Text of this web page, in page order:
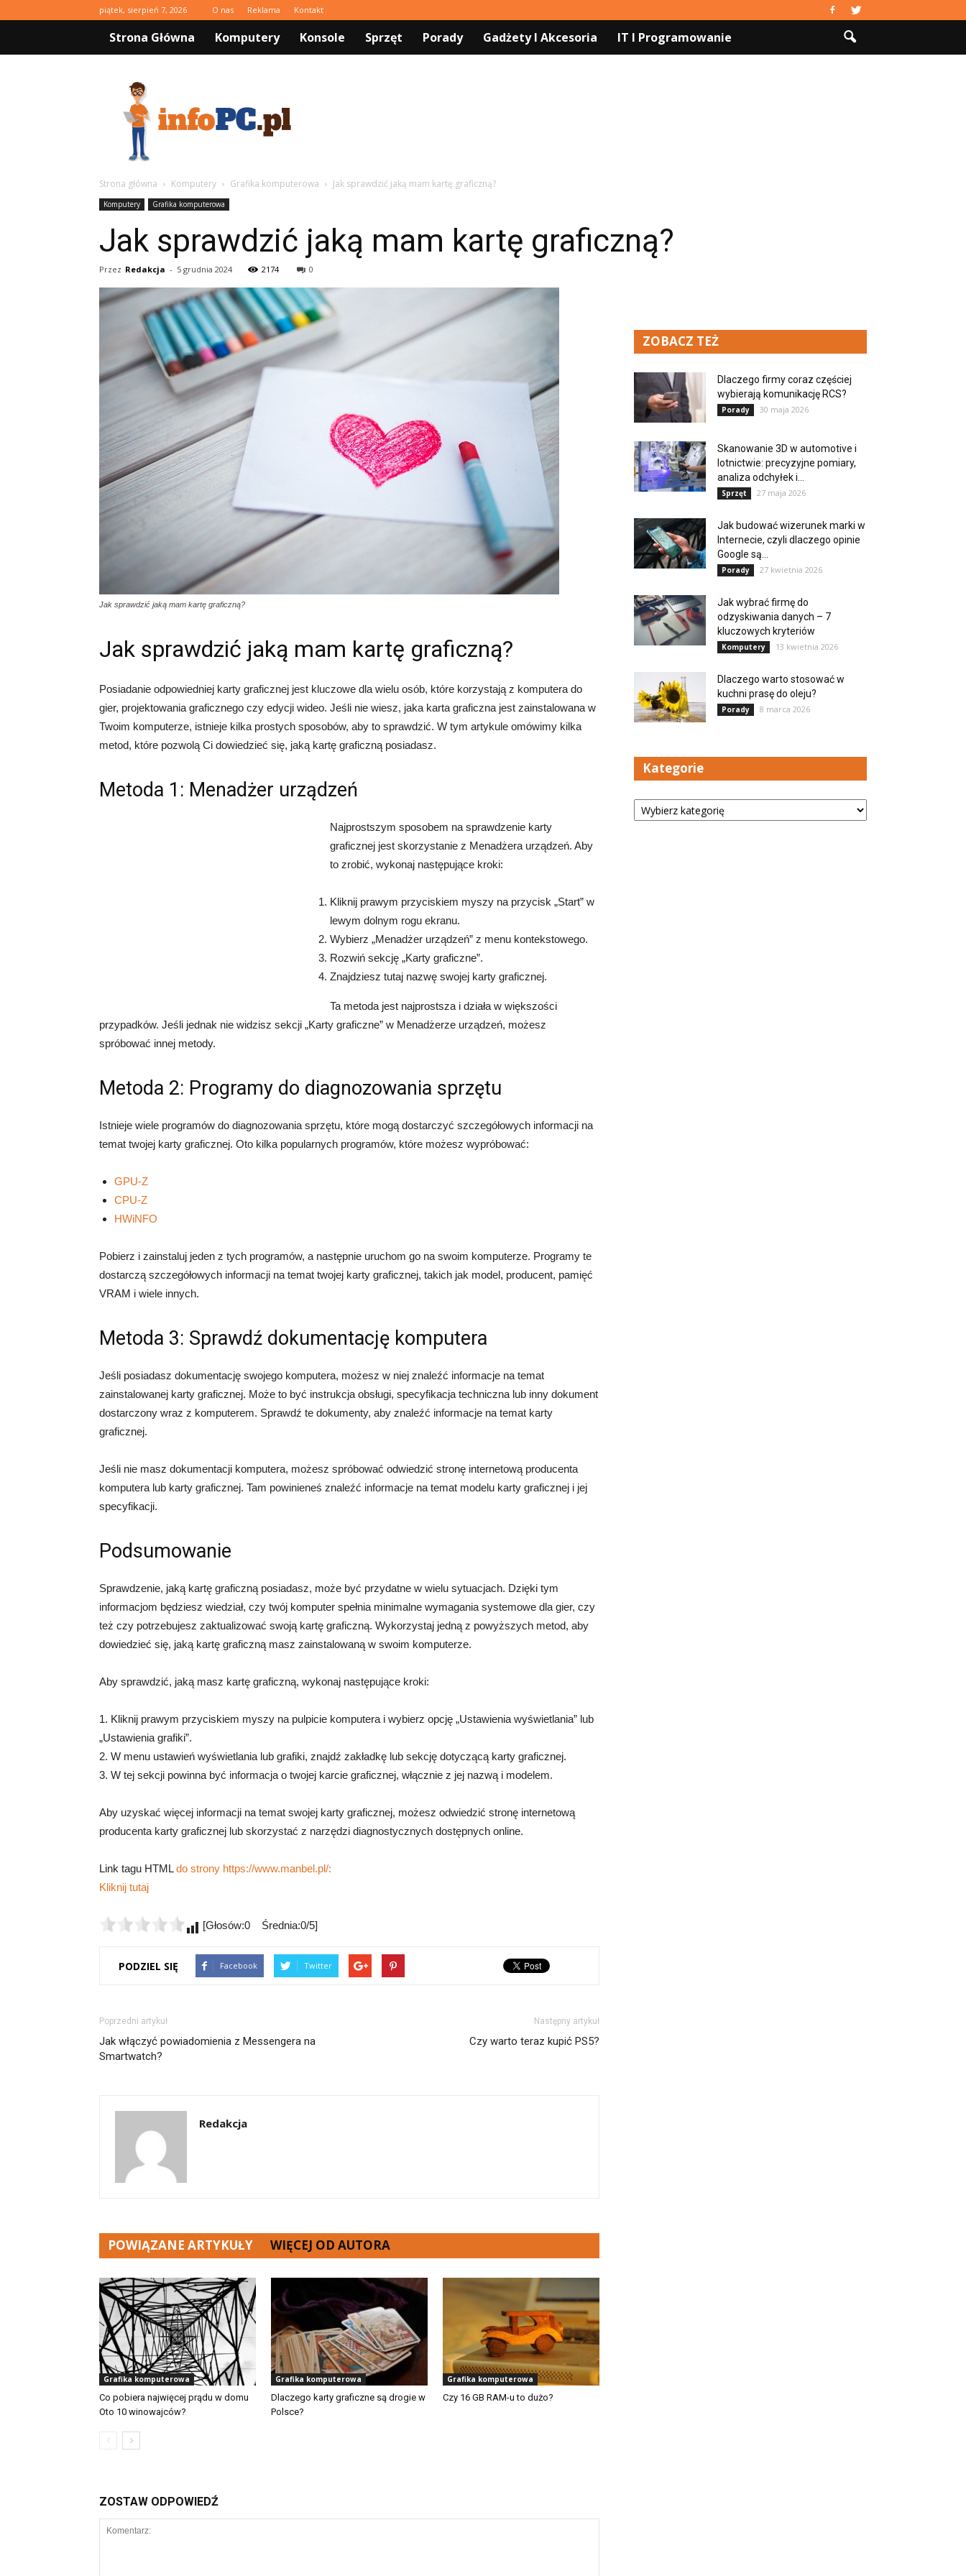
piątek, sierpień 7, 2026 O nas Reklama Kontakt
Strona Główna Komputery Konsole Sprzęt Porady Gadżety I Akcesoria IT I Programowanie
infoPC.pl
Strona główna Komputery Grafika komputerowa Jak sprawdzić jaką mam kartę graficzną?
Komputery Grafika komputerowa
Jak sprawdzić jaką mam kartę graficzną?
Przez Redakcja - 5 grudnia 2024 2174 0
Jak sprawdzić jaką mam kartę graficzną?
Jak sprawdzić jaką mam kartę graficzną?
Posiadanie odpowiedniej karty graficznej jest kluczowe dla wielu osób, które korzystają z komputera do
gier, projektowania graficznego czy edycji wideo. Jeśli nie wiesz, jaka karta graficzna jest zainstalowana w
Twoim komputerze, istnieje kilka prostych sposobów, aby to sprawdzić. W tym artykule omówimy kilka
metod, które pozwolą Ci dowiedzieć się, jaką kartę graficzną posiadasz.
Metoda 1: Menadżer urządzeń
Najprostszym sposobem na sprawdzenie karty
graficznej jest skorzystanie z Menadżera urządzeń. Aby
to zrobić, wykonaj następujące kroki:
Kliknij prawym przyciskiem myszy na przycisk „Start” w
lewym dolnym rogu ekranu.
Wybierz „Menadżer urządzeń” z menu kontekstowego.
Rozwiń sekcję „Karty graficzne”.
Znajdziesz tutaj nazwę swojej karty graficznej.
Ta metoda jest najprostsza i działa w większości
przypadków. Jeśli jednak nie widzisz sekcji „Karty graficzne” w Menadżerze urządzeń, możesz
spróbować innej metody.
Metoda 2: Programy do diagnozowania sprzętu
Istnieje wiele programów do diagnozowania sprzętu, które mogą dostarczyć szczegółowych informacji na
temat twojej karty graficznej. Oto kilka popularnych programów, które możesz wypróbować:
GPU-Z
CPU-Z
HWiNFO
Pobierz i zainstaluj jeden z tych programów, a następnie uruchom go na swoim komputerze. Programy te
dostarczą szczegółowych informacji na temat twojej karty graficznej, takich jak model, producent, pamięć
VRAM i wiele innych.
Metoda 3: Sprawdź dokumentację komputera
Jeśli posiadasz dokumentację swojego komputera, możesz w niej znaleźć informacje na temat
zainstalowanej karty graficznej. Może to być instrukcja obsługi, specyfikacja techniczna lub inny dokument
dostarczony wraz z komputerem. Sprawdź te dokumenty, aby znaleźć informacje na temat karty
graficznej.
Jeśli nie masz dokumentacji komputera, możesz spróbować odwiedzić stronę internetową producenta
komputera lub karty graficznej. Tam powinieneś znaleźć informacje na temat modelu karty graficznej i jej
specyfikacji.
Podsumowanie
Sprawdzenie, jaką kartę graficzną posiadasz, może być przydatne w wielu sytuacjach. Dzięki tym
informacjom będziesz wiedział, czy twój komputer spełnia minimalne wymagania systemowe dla gier, czy
też czy potrzebujesz zaktualizować swoją kartę graficzną. Wykorzystaj jedną z powyższych metod, aby
dowiedzieć się, jaką kartę graficzną masz zainstalowaną w swoim komputerze.
Aby sprawdzić, jaką masz kartę graficzną, wykonaj następujące kroki:
1. Kliknij prawym przyciskiem myszy na pulpicie komputera i wybierz opcję „Ustawienia wyświetlania” lub
„Ustawienia grafiki”.
2. W menu ustawień wyświetlania lub grafiki, znajdź zakładkę lub sekcję dotyczącą karty graficznej.
3. W tej sekcji powinna być informacja o twojej karcie graficznej, włącznie z jej nazwą i modelem.
Aby uzyskać więcej informacji na temat swojej karty graficznej, możesz odwiedzić stronę internetową
producenta karty graficznej lub skorzystać z narzędzi diagnostycznych dostępnych online.
Link tagu HTMLdo strony https://www.manbel.pl/:
Kliknij tutaj
[Głosów:0 Średnia:0/5]
PODZIEL SIĘ Facebook Twitter
Poprzedni artykuł
Jak włączyć powiadomienia z Messengera na
Smartwatch?
Następny artykuł
Czy warto teraz kupić PS5?
Redakcja
POWIĄZANE ARTYKUŁY WIĘCEJ OD AUTORA
Grafika komputerowa
Co pobiera najwięcej prądu w domu
Oto 10 winowajców?
Grafika komputerowa
Dlaczego karty graficzne są drogie w
Polsce?
Grafika komputerowa
Czy 16 GB RAM-u to dużo?
ZOSTAW ODPOWIEDŹ
ZOBACZ TEŻ
Dlaczego firmy coraz częściej
wybierają komunikację RCS?
Porady 30 maja 2026
Skanowanie 3D w automotive i
lotnictwie: precyzyjne pomiary,
analiza odchyłek i...
Sprzęt 27 maja 2026
Jak budować wizerunek marki w
Internecie, czyli dlaczego opinie
Google są...
Porady 27 kwietnia 2026
Jak wybrać firmę do
odzyskiwania danych – 7
kluczowych kryteriów
Komputery 13 kwietnia 2026
Dlaczego warto stosować w
kuchni prasę do oleju?
Porady 8 marca 2026
Kategorie
Kategorie